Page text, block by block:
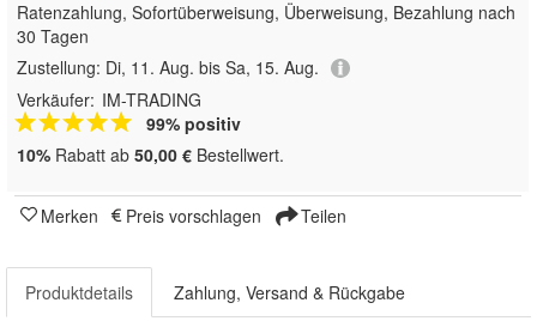
Ratenzahlung, Sofortüberweisung, Überweisung, Bezahlung nach
30 Tagen
Zustellung: Di, 11. Aug. bis Sa, 15. Aug.
Verkäufer: IM-TRADING
99% positiv
10% Rabatt ab 50,00 € Bestellwert.
Merken Preis vorschlagen Teilen
Produktdetails Zahlung, Versand & Rückgabe